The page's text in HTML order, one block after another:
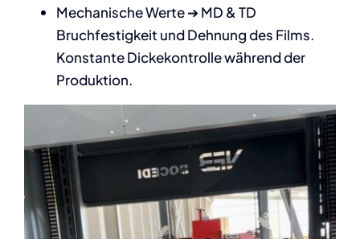
Mechanische Werte ➔ MD & TD
Bruchfestigkeit und Dehnung des Films.
Konstante Dickekontrolle während der
Produktion.